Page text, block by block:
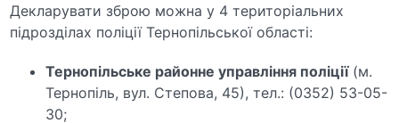
Декларувати зброю можна у 4 територіальних
підрозділах поліції Тернопільської області:
Тернопільське районне управління поліції(м.
Тернопіль, вул. Степова, 45), тел.: (0352) 53-05-
30;